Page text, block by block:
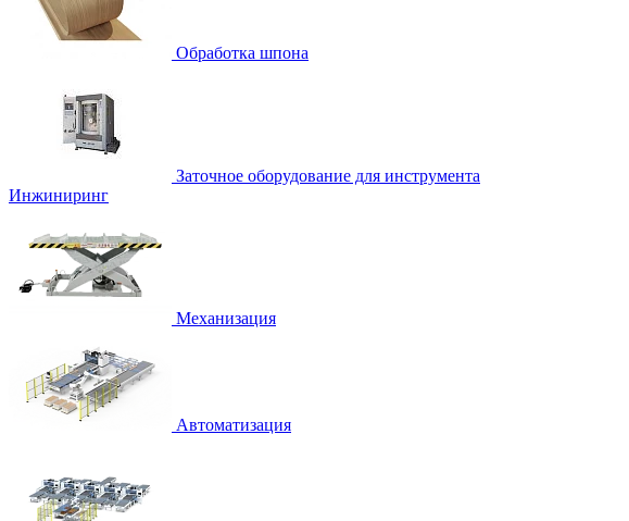
Обработка шпона
Заточное оборудование для инструмента
Инжиниринг
Механизация
Автоматизация